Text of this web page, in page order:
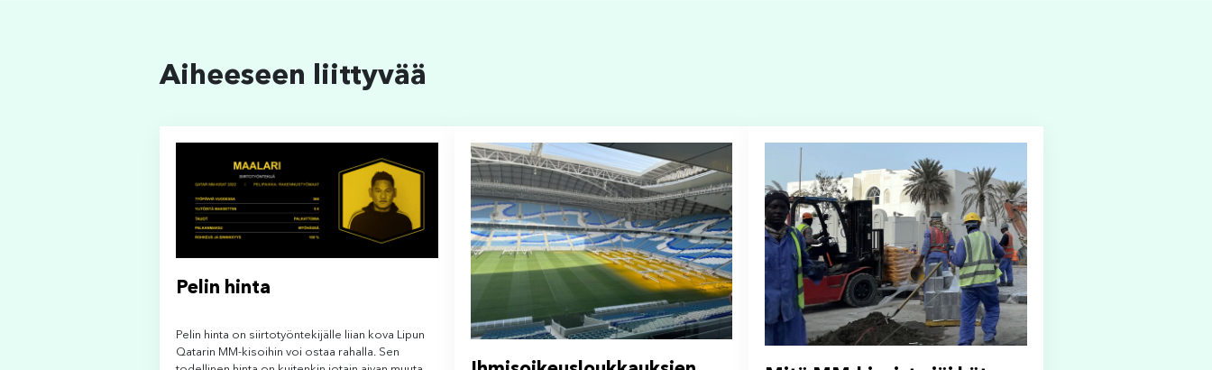
Aiheeseen liittyvää
Pelin hinta
Pelin hinta on siirtotyöntekijälle liian kova Lipun
Qatarin MM-kisoihin voi ostaa rahalla. Sen